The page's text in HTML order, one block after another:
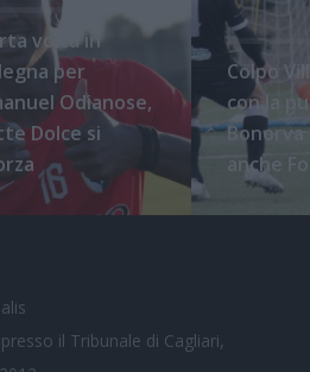
volta in
per
Odianose,
Dolce si
Colpo
con la
anche
il Tribunale di Cagliari,